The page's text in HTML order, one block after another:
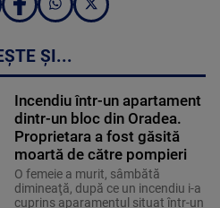
ȘI...
Incendiu într-un apartament
dintr-un bloc din Oradea.
Proprietara a fost găsită
moartă de către pompieri
O femeie a murit, sâmbătă
dimineaţă, după ce un incendiu i-a
cuprins aparamentul situat într-un